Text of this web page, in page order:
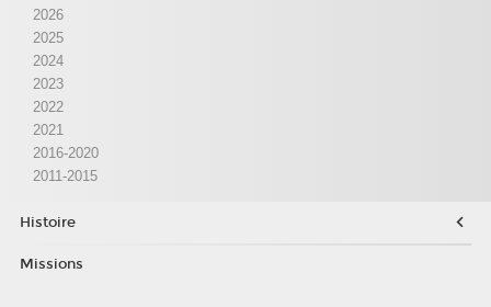
2026
2025
2024
2023
2022
2021
2016-2020
2011-2015
Histoire
Missions